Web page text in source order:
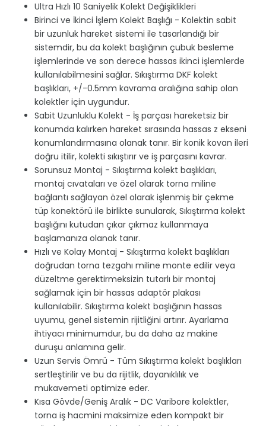
Ultra Hızlı 10 Saniyelik Kolekt Değişiklikleri
Birinci ve İkinci İşlem Kolekt Başlığı - Kolektin sabit
bir uzunluk hareket sistemi ile tasarlandığı bir
sistemdir, bu da kolekt başlığının çubuk besleme
işlemlerinde ve son derece hassas ikinci işlemlerde
kullanılabilmesini sağlar. Sıkıştırma DKF kolekt
başlıkları, +/-0.5mm kavrama aralığına sahip olan
kolektler için uygundur.
Sabit Uzunluklu Kolekt - İş parçası hareketsiz bir
konumda kalırken hareket sırasında hassas z ekseni
konumlandırmasına olanak tanır. Bir konik kovan ileri
doğru itilir, kolekti sıkıştırır ve iş parçasını kavrar.
Sorunsuz Montaj - Sıkıştırma kolekt başlıkları,
montaj cıvataları ve özel olarak torna miline
bağlantı sağlayan özel olarak işlenmiş bir çekme
tüp konektörü ile birlikte sunularak, Sıkıştırma kolekt
başlığını kutudan çıkar çıkmaz kullanmaya
başlamanıza olanak tanır.
Hızlı ve Kolay Montaj - Sıkıştırma kolekt başlıkları
doğrudan torna tezgahı miline monte edilir veya
düzeltme gerektirmeksizin tutarlı bir montaj
sağlamak için bir hassas adaptör plakası
kullanılabilir. Sıkıştırma kolekt başlığının hassas
uyumu, genel sistemin rijitliğini artırır. Ayarlama
ihtiyacı minimumdur, bu da daha az makine
duruşu anlamına gelir.
Uzun Servis Ömrü - Tüm Sıkıştırma kolekt başlıkları
sertleştirilir ve bu da rijitlik, dayanıklılık ve
mukavemeti optimize eder.
Kısa Gövde/Geniş Aralık - DC Varibore kolektler,
torna iş hacmini maksimize eden kompakt bir